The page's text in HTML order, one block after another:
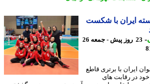
ایران با شکست
23 روز پیش - جمعه 26
با برتری قاطع
در رقابت های